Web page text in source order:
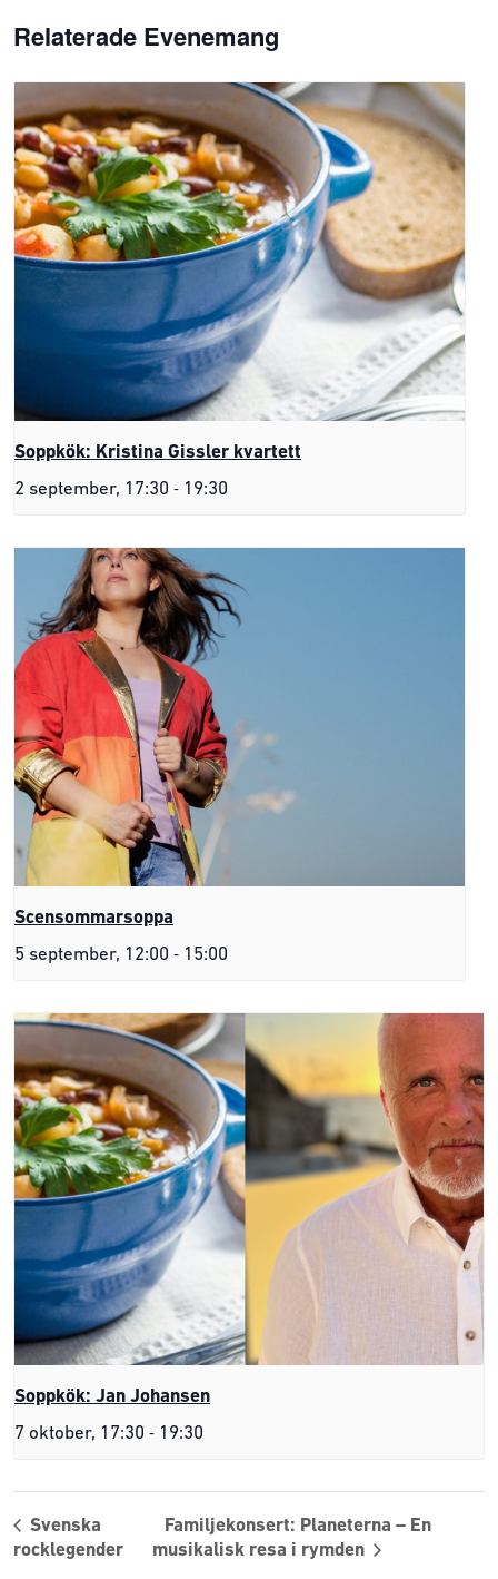
Relaterade Evenemang
Soppkök: Kristina Gissler kvartett
2 september, 17:30 - 19:30
Scensommarsoppa
5 september, 12:00 - 15:00
Soppkök: Jan Johansen
7 oktober, 17:30 - 19:30
Svenska
rocklegender
Familjekonsert: Planeterna – En
musikalisk resa i rymden